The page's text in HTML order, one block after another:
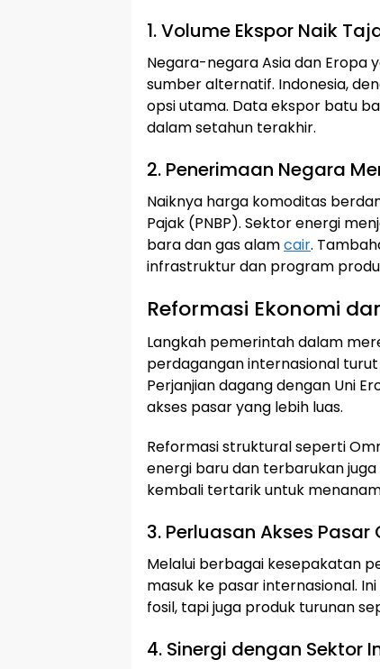
1. Volume Ekspor Naik
Negara-negara Asia dan Eropa
sumber alternatif. Indonesia,
opsi utama. Data ekspor batu
dalam setahun terakhir.
2. Penerimaan Negara
Naiknya harga komoditas
Pajak (PNBP). Sektor energi
bara dan gas alamcair.
infrastruktur dan program
Reformasi Ekonomi
Langkah pemerintah dalam
perdagangan internasional
Perjanjian dagang dengan Uni
akses pasar yang lebih luas.
Reformasi struktural seperti
energi baru dan terbarukan
kembali tertarik untuk
3. Perluasan Akses Pasar
Melalui berbagai kesepakatan
masuk ke pasar internasional.
fosil, tapi juga produk turunan
4. Sinergi dengan Sektor